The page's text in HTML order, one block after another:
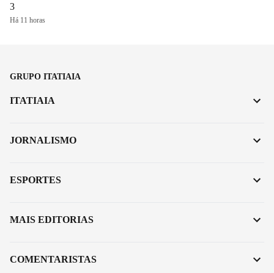
3
Há 11 horas
GRUPO ITATIAIA
ITATIAIA
JORNALISMO
ESPORTES
MAIS EDITORIAS
COMENTARISTAS